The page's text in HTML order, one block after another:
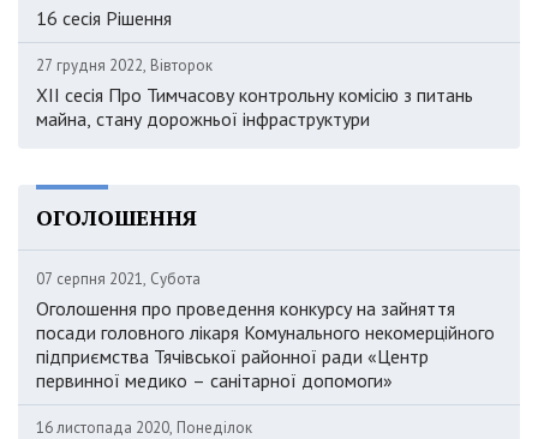
16 сесія Рішення
27 грудня 2022, Вівторок
XII сесія Про Тимчасову контрольну комісію з питань
майна, стану дорожньої інфраструктури
ОГОЛОШЕННЯ
07 серпня 2021, Субота
Оголошення про проведення конкурсу на зайняття
посади головного лікаря Комунального некомерційного
підприємства Тячівської районної ради «Центр
первинної медико – санітарної допомоги»
16 листопада 2020, Понеділок